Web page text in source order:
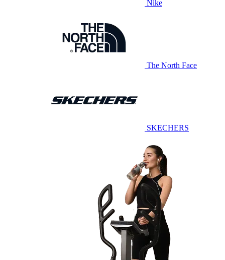
Nike
The North Face
SKECHERS